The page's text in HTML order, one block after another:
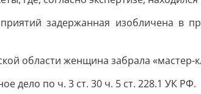
задержанная изобличена в
области женщина забрала «мастер-
дело по ч. 3 ст. 30 ч. 5 ст. 228.1 УК РФ.